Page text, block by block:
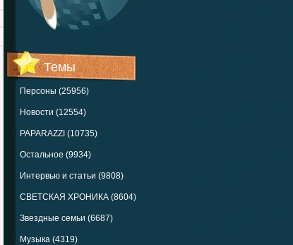
Темы
Персоны (25956)
Новости (12554)
PAPARAZZI (10735)
Остальное (9934)
Интервью и статьи (9808)
СВЕТСКАЯ ХРОНИКА (8604)
Звездные семьи (6687)
Музыка (4319)